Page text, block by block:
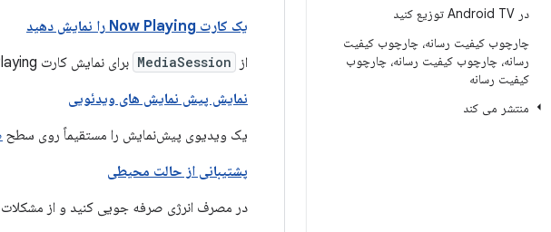
در Android TV توزیع کنید
چارچوب کیفیت رسانه، چارچوب کیفیت
رسانه، چارچوب کیفیت رسانه، چارچوب
کیفیت رسانه
منتشر می کند
یک کارت Now Playing را نمایش دهید
از
MediaSession برای نمایش کارت Now Playing در صفحه اصلی استفاده کنید.
نمایش پیش نمایش های ویدئویی
یک ویدیوی پیش‌نمایش را مستقیماً روی سطح
پشتیبانی از حالت محیطی
در مصرف انرژی صرفه جویی کنید و از